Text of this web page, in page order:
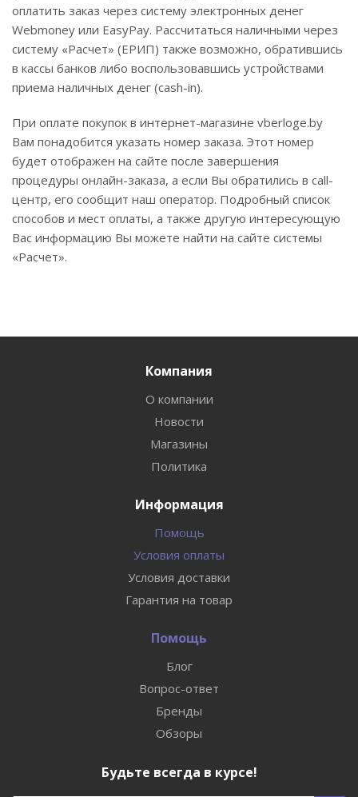
оплатить заказ через систему электронных денег
Webmoney или EasyPay. Рассчитаться наличными через
систему «Расчет» (ЕРИП) также возможно, обратившись
в кассы банков либо воспользовавшись устройствами
приема наличных денег (cash-in).
При оплате покупок в интернет-магазине vberloge.by
Вам понадобится указать номер заказа. Этот номер
будет отображен на сайте после завершения
процедуры онлайн-заказа, а если Вы обратились в call-
центр, его сообщит наш оператор. Подробный список
способов и мест оплаты, а также другую интересующую
Вас информацию Вы можете найти на сайте системы
«Расчет».
Компания
О компании
Новости
Магазины
Политика
Информация
Помощь
Условия оплаты
Условия доставки
Гарантия на товар
Помощь
Блог
Вопрос-ответ
Бренды
Обзоры
Будьте всегда в курсе!